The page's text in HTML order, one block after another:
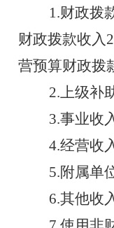
1.财政拨
财政拨款收入
营预算财政拨
2.上级补
3.事业收
4.经营收
5.附属单
6.其他收